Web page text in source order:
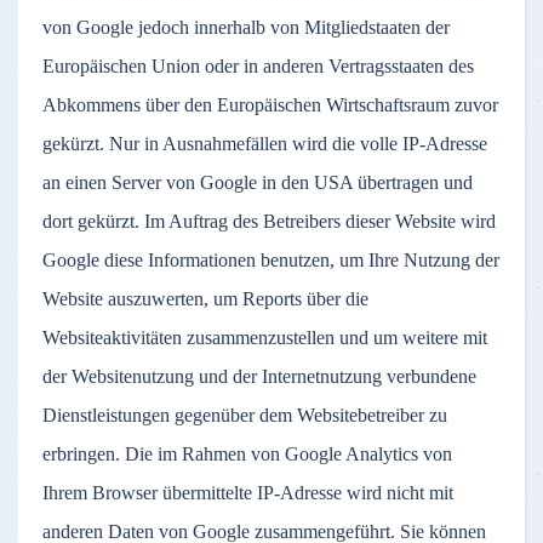
von Google jedoch innerhalb von Mitgliedstaaten der
Europäischen Union oder in anderen Vertragsstaaten des
Abkommens über den Europäischen Wirtschaftsraum zuvor
gekürzt. Nur in Ausnahmefällen wird die volle IP-Adresse
an einen Server von Google in den USA übertragen und
dort gekürzt. Im Auftrag des Betreibers dieser Website wird
Google diese Informationen benutzen, um Ihre Nutzung der
Website auszuwerten, um Reports über die
Websiteaktivitäten zusammenzustellen und um weitere mit
der Websitenutzung und der Internetnutzung verbundene
Dienstleistungen gegenüber dem Websitebetreiber zu
erbringen. Die im Rahmen von Google Analytics von
Ihrem Browser übermittelte IP-Adresse wird nicht mit
anderen Daten von Google zusammengeführt. Sie können